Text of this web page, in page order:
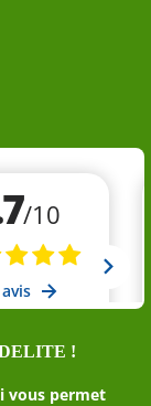
!
vous permet